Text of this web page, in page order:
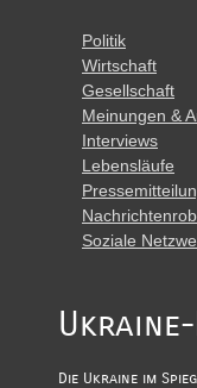
Politik
Wirtschaft
Gesellschaft
Meinungen &
Interviews
Lebensläufe
Soziale
Die Ukraine im